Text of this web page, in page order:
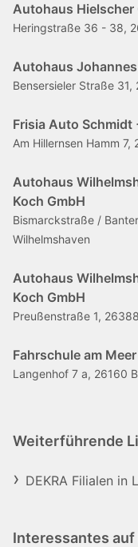
Autohaus Hielscher
Heringstraße 36 - 38,
Autohaus
Bensersieler Straße 31,
Frisia Auto Schmidt
Am Hillernsen Hamm 7,
Autohaus
Koch GmbH
Bismarckstraße /
Wilhelmshaven
Autohaus
Koch GmbH
Preußenstraße 1,
Fahrschule am Meer
Langenhof 7 a, 26160
Weiterführende
DEKRA Filialen in
Interessantes